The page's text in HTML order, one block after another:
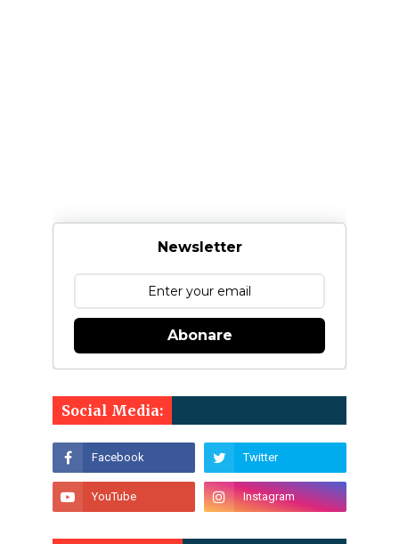
Newsletter
Abonare
Social Media: